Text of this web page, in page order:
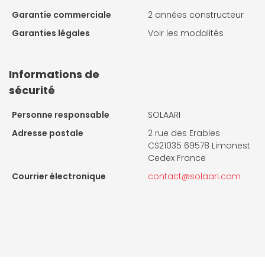
Garantie commerciale
2 années constructeur
Garanties légales
Voir les modalités
Informations de
sécurité
Personne responsable
SOLAARI
Adresse postale
2 rue des Erables
CS21035 69578 Limonest
Cedex France
Courrier électronique
contact@solaari.com